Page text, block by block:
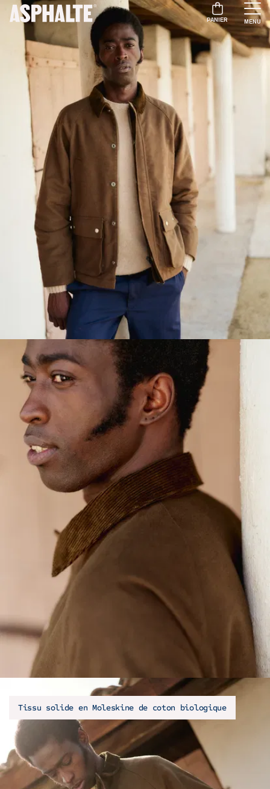
PANIER MENU
Tissu solide en Moleskine de coton biologique